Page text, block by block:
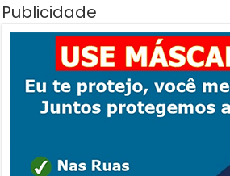
Publicidade